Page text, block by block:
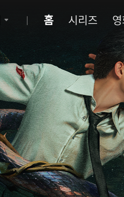
홈 시리즈